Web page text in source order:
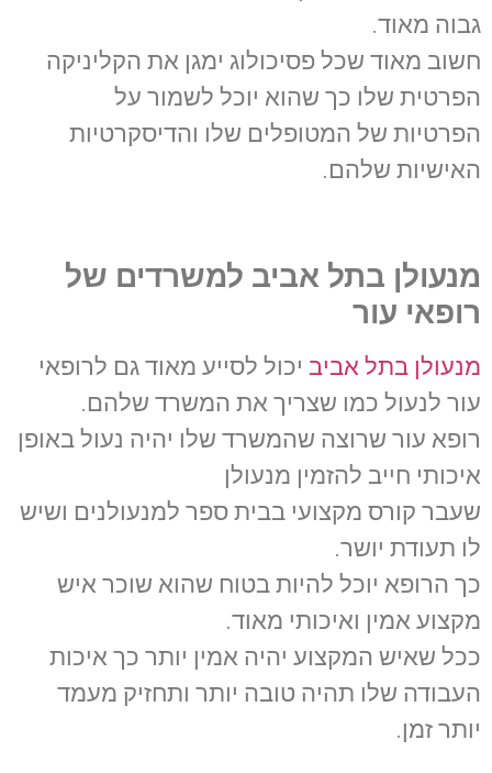
גבוה מאוד.
חשוב מאוד שכל פסיכולוג ימגן את הקליניקה
הפרטית שלו כך שהוא יוכל לשמור על
הפרטיות של המטופלים שלו והדיסקרטיות
האישיות שלהם.
מנעולן בתל אביב למשרדים של
רופאי עור
מנעולן בתל אביב יכול לסייע מאוד גם לרופאי
עור לנעול כמו שצריך את המשרד שלהם.
רופא עור שרוצה שהמשרד שלו יהיה נעול באופן
איכותי חייב להזמין מנעולן
שעבר קורס מקצועי בבית ספר למנעולנים ושיש
לו תעודת יושר.
כך הרופא יוכל להיות בטוח שהוא שוכר איש
מקצוע אמין ואיכותי מאוד.
ככל שאיש המקצוע יהיה אמין יותר כך איכות
העבודה שלו תהיה טובה יותר ותחזיק מעמד
יותר זמן.